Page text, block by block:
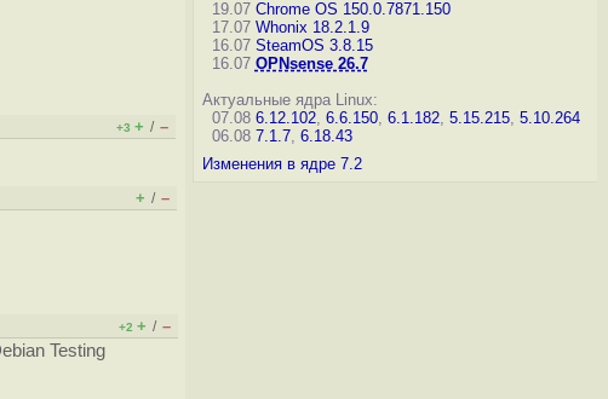
+3 + / –
+ / –
+2 + / –
Testing
19.07 Chrome OS 150.0.7871.150
17.07 Whonix 18.2.1.9
16.07 SteamOS 3.8.15
16.07 OPNsense 26.7
Актуальные ядра Linux:
07.08 6.12.102, 6.6.150, 6.1.182, 5.15.215, 5.10.264
06.08 7.1.7, 6.18.43
Изменения в ядре 7.2